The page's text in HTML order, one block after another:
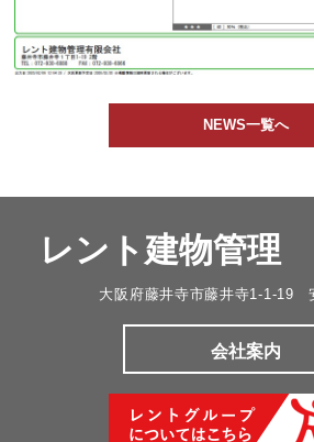
NEWS一覧へ
レント建物管理
大阪府藤井寺市藤井寺1-1-19
会社案内